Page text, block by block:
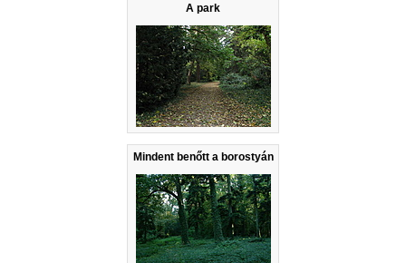
A park
Mindent benőtt a borostyán